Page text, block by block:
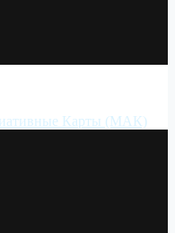
Карты (МАК)